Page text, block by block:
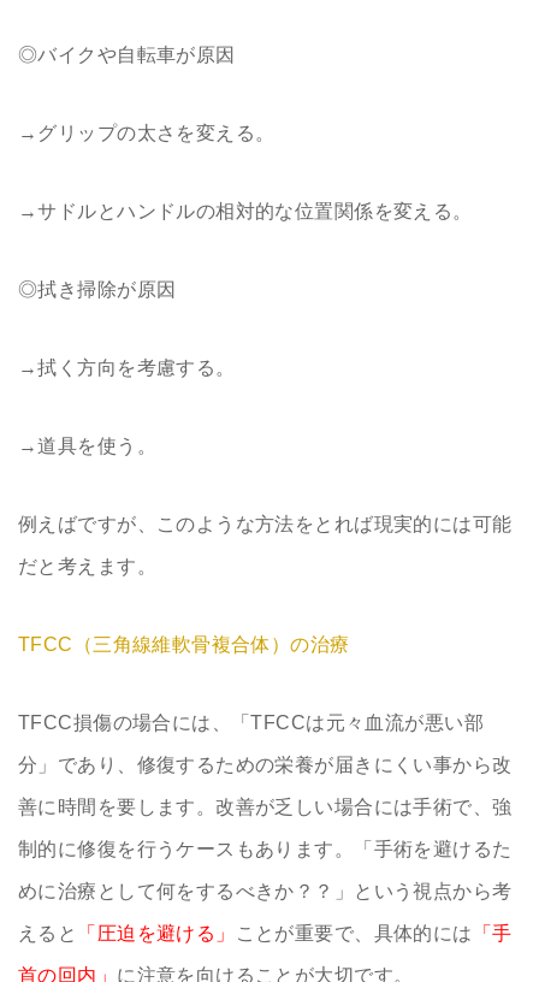
◎バイクや自転車が原因
→グリップの太さを変える。
→サドルとハンドルの相対的な位置関係を変える。
◎拭き掃除が原因
→拭く方向を考慮する。
→道具を使う。
例えばですが、このような方法をとれば現実的には可能
だと考えます。
TFCC（三角線維軟骨複合体）の治療
TFCC損傷の場合には、「TFCCは元々血流が悪い部
分」であり、修復するための栄養が届きにくい事から改
善に時間を要します。改善が乏しい場合には手術で、強
制的に修復を行うケースもあります。「手術を避けるた
めに治療として何をするべきか？？」という視点から考
えると 「圧迫を避ける」 ことが重要で、具体的には 「手
首の回内」 に注意を向けることが大切です。